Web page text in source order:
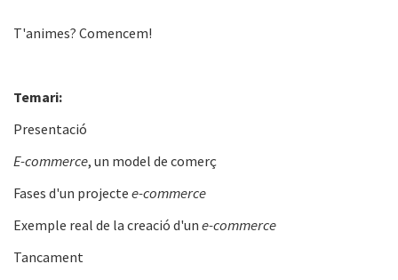
T'animes? Comencem!
Temari:
Presentació
E-commerce, un model de comerç
Fases d'un projecte e-commerce
Exemple real de la creació d'un e-commerce
Tancament